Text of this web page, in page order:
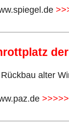
alter
>>>>>